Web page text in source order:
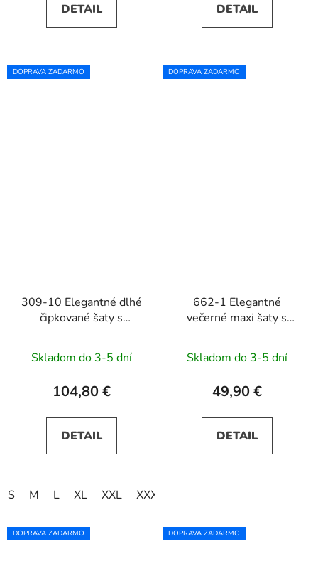
DETAIL DETAIL
DOPRAVA ZADARMO
309-10 Elegantné dlhé
čipkované šaty s
béžové
Skladom do 3-5 dní
104,80 €
DETAIL
S M L XL XXL XXXL
DOPRAVA ZADARMO
662-1 Elegantné
večerné maxi šaty s
- svetlomodré
Skladom do 3-5 dní
49,90 €
DETAIL
DOPRAVA ZADARMO DOPRAVA ZADARMO